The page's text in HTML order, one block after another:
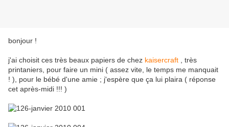
bonjour !
j'ai choisit ces très beaux papiers de chez kaisercraft , très
printaniers, pour faire un mini ( assez vite, le temps me manquait
! ), pour le bébé d'une amie ; j'espère que ça lui plaira ( réponse
cet après-midi !!! )